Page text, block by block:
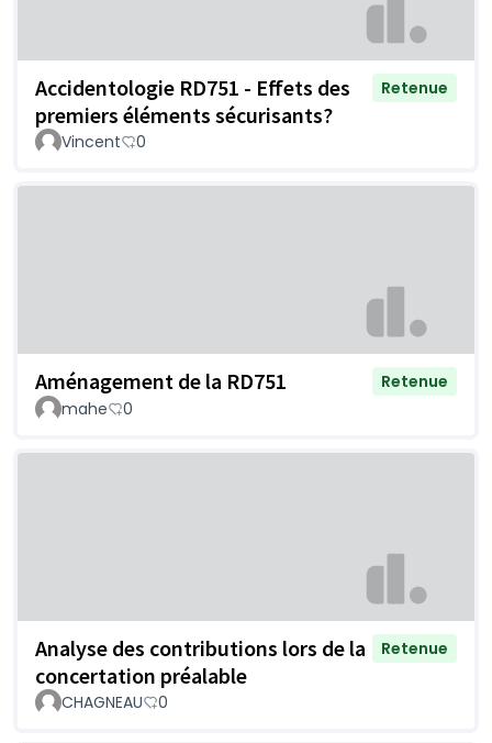
Accidentologie RD751 - Effets des
premiers éléments sécurisants?
Retenue
Vincent 0
Aménagement de la RD751
Retenue
mahe
0
Analyse des contributions lors de la
concertation préalable
Retenue
CHAGNEAU 0